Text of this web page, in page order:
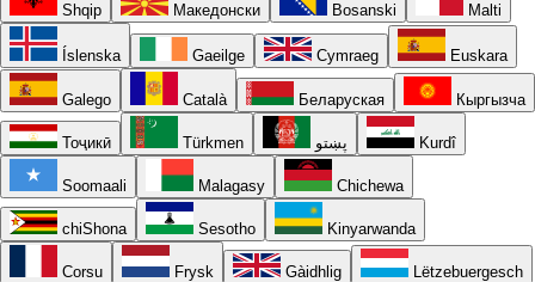
Shqip Македонски Bosanski Malti
Íslenska Gaeilge Cymraeg Euskara
Galego Català Беларуская Кыргызча
Тоҷикӣ Türkmen پښتو Kurdî
Soomaali Malagasy Chichewa
chiShona Sesotho Kinyarwanda
Corsu Frysk Gàidhlig Lëtzebuergesch